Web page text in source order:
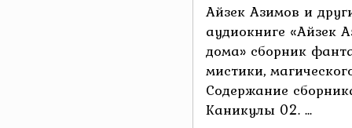
Айзек Азимов и
аудиокниге «Айзек
дома» сборник
мистики,
Содержание
Каникулы 02. ...